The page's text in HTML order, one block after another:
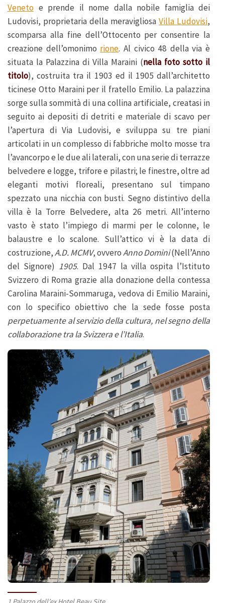
Veneto e prende il nome dalla nobile famiglia dei
Ludovisi, proprietaria della meravigliosa Villa Ludovisi,
scomparsa alla fine dell’Ottocento per consentire la
creazione dell’omonimo rione. Al civico 48 della via è
situata la Palazzina di Villa Maraini (nella foto sotto il
titolo), costruita tra il 1903 ed il 1905 dall’architetto
ticinese Otto Maraini per il fratello Emilio. La palazzina
sorge sulla sommità di una collina artificiale, creatasi in
seguito ai depositi di detriti e materiale di scavo per
l’apertura di Via Ludovisi, e sviluppa su tre piani
articolati in un complesso di fabbriche molto mosse tra
l’avancorpo e le due ali laterali, con una serie di terrazze
belvedere e logge, trifore e pilastri; le finestre, oltre ad
eleganti motivi floreali, presentano sul timpano
spezzato una nicchia con busti. Segno distintivo della
villa è la Torre Belvedere, alta 26 metri. All’interno
vasto è stato l’impiego di marmi per le colonne, le
balaustre e lo scalone. Sull’attico vi è la data di
costruzione,A.D. MCMV, ovveroAnno Domini(Nell’Anno
del Signore) 1905. Dal 1947 la villa ospita l’Istituto
Svizzero di Roma grazie alla donazione della contessa
Carolina Maraini-Sommaruga, vedova di Emilio Maraini,
con lo specifico obiettivo che la sede fosse posta
perpetuamente al servizio della cultura, nel segno della
collaborazione tra la Svizzera e l’Italia.